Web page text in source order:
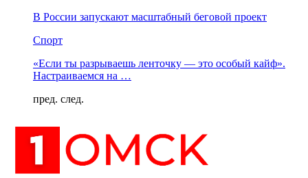
В России запускают масштабный беговой проект
Спорт
«Если ты разрываешь ленточку — это особый кайф».
Настраиваемся на …
пред. след.